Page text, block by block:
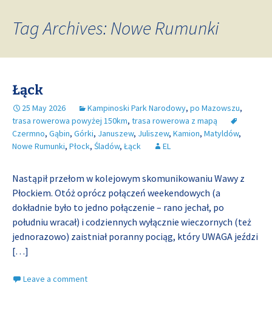
Tag Archives: Nowe Rumunki
Łąck
25 May 2026 Kampinoski Park Narodowy, po Mazowszu,
trasa rowerowa powyżej 150km, trasa rowerowa z mapą
Czermno, Gąbin, Górki, Januszew, Juliszew, Kamion, Matyldów,
Nowe Rumunki, Płock, Śladów, Łąck EL
Nastąpił przełom w kolejowym skomunikowaniu Wawy z
Płockiem. Otóż oprócz połączeń weekendowych (a
dokładnie było to jedno połączenie – rano jechał, po
południu wracał) i codziennych wyłącznie wieczornych (też
jednorazowo) zaistniał poranny pociąg, który UWAGA jeździ
[…]
Leave a comment